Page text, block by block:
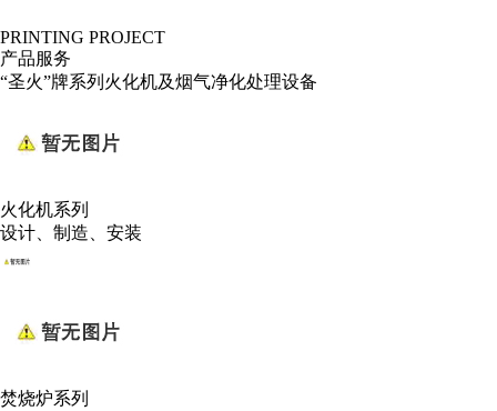
PRINTING PROJECT
产品服务
“圣火”牌系列火化机及烟气净化处理设备
火化机系列
设计、制造、安装
焚烧炉系列